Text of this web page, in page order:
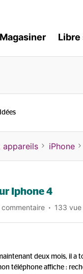
Magasiner
Idées
appareils iPhone
Iphone 4
commentaire 133 vue
deux mois, il a
téléphone affiche :